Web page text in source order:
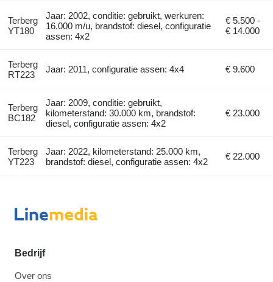
Terberg
YT180
Jaar: 2002, conditie: gebruikt, werkuren:
16.000 m/u, brandstof: diesel, configuratie
assen: 4x2
€ 5.500 -
€ 14.000
Terberg
RT223
Jaar: 2011, configuratie assen: 4x4 € 9.600
Terberg
BC182
Jaar: 2009, conditie: gebruikt,
kilometerstand: 30.000 km, brandstof:
diesel, configuratie assen: 4x2
€ 23.000
Terberg
YT223
Jaar: 2022, kilometerstand: 25.000 km,
brandstof: diesel, configuratie assen: 4x2
€ 22.000
Bedrijf
Over ons